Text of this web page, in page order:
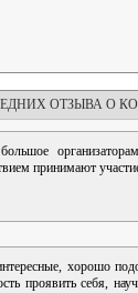
ОТЗЫВА О
принимают
хорошо
проявить себя,